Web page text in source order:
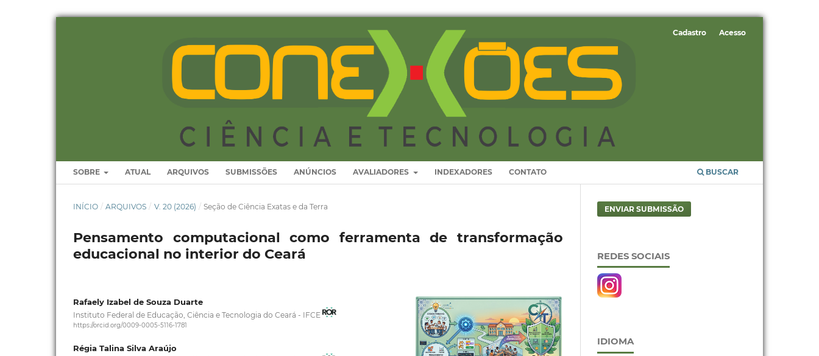
SOBRE ATUAL ARQUIVOS SUBMISSÕES ANÚNCIOS AVALIADORES INDEXADORES CONTATO BUSCAR
Cadastro Acesso
INÍCIO / ARQUIVOS / V. 20 (2026) / Seção de Ciência Exatas e da Terra
Pensamento computacional como ferramenta de transformação
educacional no interior do Ceará
Rafaely Izabel de Souza Duarte
Instituto Federal de Educação, Ciência e Tecnologia do Ceará - IFCE
https://orcid.org/0009-0005-5116-1781
Régia Talina Silva Araújo
ENVIAR SUBMISSÃO
REDES SOCIAIS
IDIOMA